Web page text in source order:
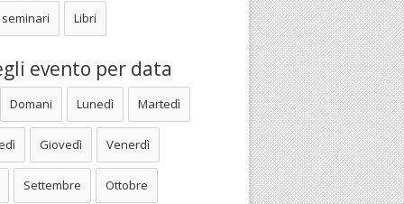
Libri
evento per data
Domani Lunedì Martedì
Giovedì Venerdì
Settembre Ottobre